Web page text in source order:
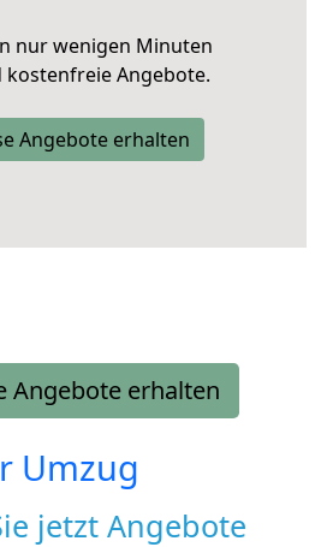
nur wenigen Minuten
Angebote.
Angebote erhalten
Angebote erhalten
Umzug
jetzt Angebote